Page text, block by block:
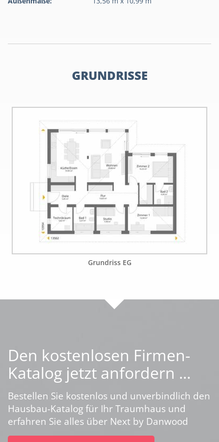
GRUNDRISSE
Grundriss EG
Den kostenlosen Firmen-
Katalog jetzt anfordern ...
Bestellen Sie kostenlos und unverbindlich den
Hausbau-Katalog für Ihr Traumhaus und
erfahren Sie alles über Next by Danwood